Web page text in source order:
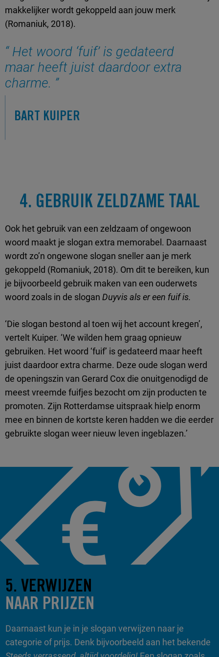
makkelijker wordt gekoppeld aan jouw merk
(Romaniuk, 2018).
Het woord ‘fuif’ is gedateerd
maar heeft juist daardoor extra
charme.
BART KUIPER
4. GEBRUIK ZELDZAME TAAL
Ook het gebruik van een zeldzaam of ongewoon
woord maakt je slogan extra memorabel. Daarnaast
wordt zo’n ongewone slogan sneller aan je merk
gekoppeld (Romaniuk, 2018). Om dit te bereiken, kun
je bijvoorbeeld gebruik maken van een ouderwets
woord zoals in de slogan Duyvis als er een fuif is.
‘Die slogan bestond al toen wij het account kregen’,
vertelt Kuiper. ‘We wilden hem graag opnieuw
gebruiken. Het woord ‘fuif’ is gedateerd maar heeft
juist daardoor extra charme. Deze oude slogan werd
de openingszin van Gerard Cox die onuitgenodigd de
meest vreemde fuifjes bezocht om zijn producten te
promoten. Zijn Rotterdamse uitspraak hielp enorm
mee en binnen de kortste keren hadden we die eerder
gebruikte slogan weer nieuw leven ingeblazen.’
5. VERWIJZEN
NAAR PRIJZEN
Daarnaast kun je in je slogan verwijzen naar je
categorie of prijs. Denk bijvoorbeeld aan het bekende